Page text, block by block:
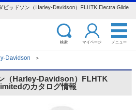
ビッドソン（Harley-Davidson）FLHTK Electra Glide
検索 マイページ メニュー
Davidson ＞
（Harley-Davidson）FLHTK
のカタログ情報